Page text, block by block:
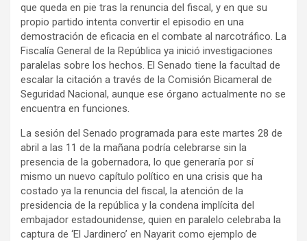
que queda en pie tras la renuncia del fiscal, y en que su
propio partido intenta convertir el episodio en una
demostración de eficacia en el combate al narcotráfico. La
Fiscalía General de la República ya inició investigaciones
paralelas sobre los hechos. El Senado tiene la facultad de
escalar la citación a través de la Comisión Bicameral de
Seguridad Nacional, aunque ese órgano actualmente no se
encuentra en funciones.
La sesión del Senado programada para este martes 28 de
abril a las 11 de la mañana podría celebrarse sin la
presencia de la gobernadora, lo que generaría por sí
mismo un nuevo capítulo político en una crisis que ha
costado ya la renuncia del fiscal, la atención de la
presidencia de la república y la condena implícita del
embajador estadounidense, quien en paralelo celebraba la
captura de ‘El Jardinero’ en Nayarit como ejemplo de